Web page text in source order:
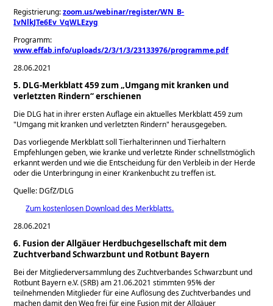
Registrierung:zoom.us/webinar/register/WN_B-
IvNlkJTe6Ev_VqWLEzyg
Programm:
www.effab.info/uploads/2/3/1/3/23133976/programme.pdf
28.06.2021
5. DLG-Merkblatt 459 zum „Umgang mit kranken und
verletzten Rindern“ erschienen
Die DLG hat in ihrer ersten Auflage ein aktuelles Merkblatt 459 zum
Umgang mit kranken und verletzten Rindern herausgegeben.
Das vorliegende Merkblatt soll Tierhalterinnen und Tierhaltern
Empfehlungen geben, wie kranke und verletzte Rinder schnellstmöglich
erkannt werden und wie die Entscheidung für den Verbleib in der Herde
oder die Unterbringung in einer Krankenbucht zu treffen ist.
Quelle: DGfZ/DLG
Zum kostenlosen Download des Merkblatts.
28.06.2021
6. Fusion der Allgäuer Herdbuchgesellschaft mit dem
Zuchtverband Schwarzbunt und Rotbunt Bayern
Bei der Mitgliederversammlung des Zuchtverbandes Schwarzbunt und
Rotbunt Bayern e.V. (SRB) am 21.06.2021 stimmten 95% der
teilnehmenden Mitglieder für eine Auflösung des Zuchtverbandes und
machen damit den Weg frei für eine Fusion mit der Allgäuer